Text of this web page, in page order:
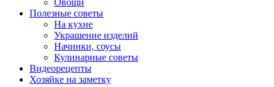
Овощи
Полезные советы
На кухне
Украшение изделий
Начинки, соусы
Кулинарные советы
Видеорецепты
Хозяйке на заметку